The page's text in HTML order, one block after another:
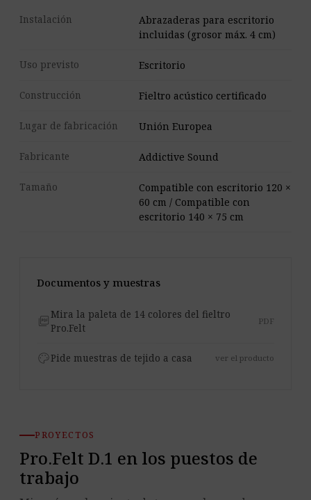
Instalación
Abrazaderas para escritorio
incluidas (grosor máx. 4 cm)
Uso previsto Escritorio
Construcción Fieltro acústico certificado
Lugar de fabricación Unión Europea
Fabricante Addictive Sound
Tamaño
Compatible con escritorio 120 ×
60 cm / Compatible con
escritorio 140 × 75 cm
Documentos y muestras
picture_as_pdf Mira la paleta de 14 colores del fieltro
Pro.Felt
PDF
palettePide muestras de tejido a casa ver el producto
PROYECTOS
Pro.Felt D.1 en los puestos de
trabajo